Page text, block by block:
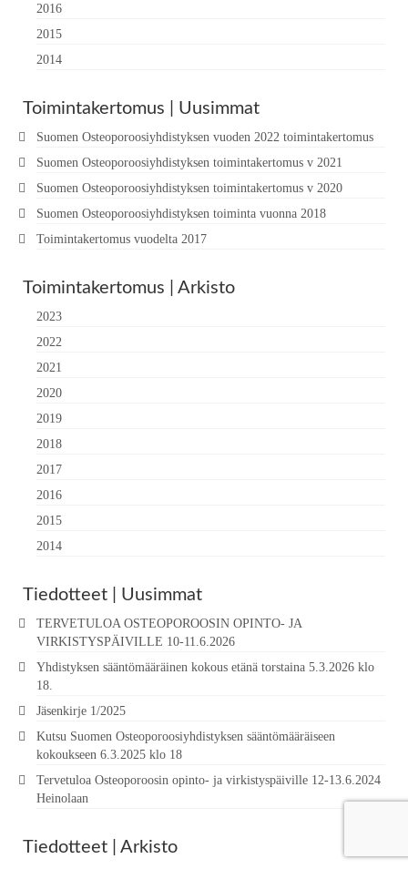
2016
2015
2014
Toimintakertomus | Uusimmat
Suomen Osteoporoosiyhdistyksen vuoden 2022 toimintakertomus
Suomen Osteoporoosiyhdistyksen toimintakertomus v 2021
Suomen Osteoporoosiyhdistyksen toimintakertomus v 2020
Suomen Osteoporoosiyhdistyksen toiminta vuonna 2018
Toimintakertomus vuodelta 2017
Toimintakertomus | Arkisto
2023
2022
2021
2020
2019
2018
2017
2016
2015
2014
Tiedotteet | Uusimmat
TERVETULOA OSTEOPOROOSIN OPINTO- JA
VIRKISTYSPÄIVILLE 10-11.6.2026
Yhdistyksen sääntömääräinen kokous etänä torstaina 5.3.2026 klo
18.
Jäsenkirje 1/2025
Kutsu Suomen Osteoporoosiyhdistyksen sääntömääräiseen
kokoukseen 6.3.2025 klo 18
Tervetuloa Osteoporoosin opinto- ja virkistyspäiville 12-13.6.2024
Heinolaan
Tiedotteet | Arkisto